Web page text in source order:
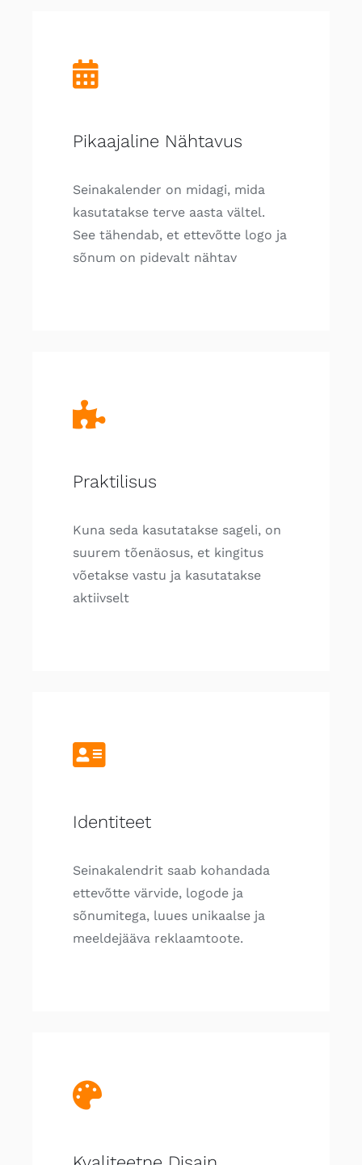
Pikaajaline Nähtavus
Seinakalender on midagi, mida
kasutatakse terve aasta vältel.
See tähendab, et ettevõtte logo ja
sõnum on pidevalt nähtav
Praktilisus
Kuna seda kasutatakse sageli, on
suurem tõenäosus, et kingitus
võetakse vastu ja kasutatakse
aktiivselt
Identiteet
Seinakalendrit saab kohandada
ettevõtte värvide, logode ja
sõnumitega, luues unikaalse ja
meeldejääva reklaamtoote.